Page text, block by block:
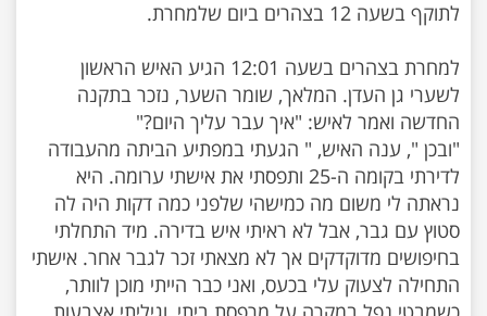
למחרת בצהרים בשעה 12:01 הגיע האיש הראשון
לשערי גן העדן. המלאך, שומר השער, נזכר בתקנה
"ובכן ", ענה האיש, " הגעתי במפתיע הביתה מהעבודה
לדירתי בקומה ה-25 ותפסתי את אישתי ערומה. היא
נראתה לי משום מה כמישהי שלפני כמה דקות היה לה
סטוץ עם גבר, אבל לא ראיתי איש בדירה. מיד התחלתי
בחיפושים מדוקדקים אך לא מצאתי זכר לגבר אחר. אישתי
התחילה לצעוק עלי בכעס, ואני כבר הייתי מוכן לוותר,